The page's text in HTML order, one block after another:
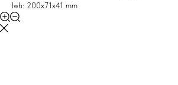
lwh: 200x71x41 mm